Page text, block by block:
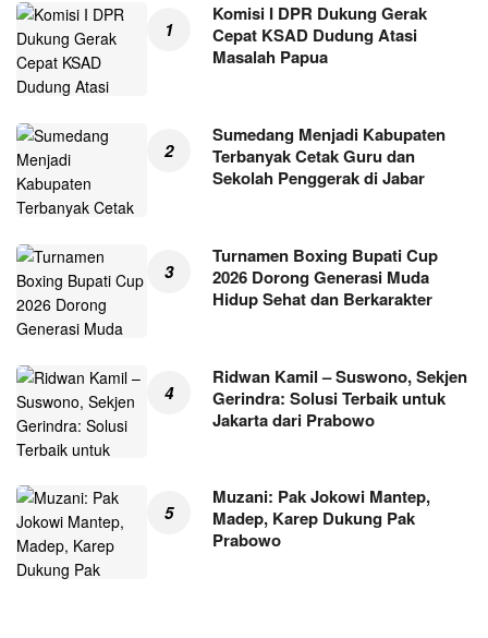
Komisi I DPR Dukung Gerak
Cepat KSAD Dudung Atasi
Masalah Papua
Sumedang Menjadi Kabupaten
Terbanyak Cetak Guru dan
Sekolah Penggerak di Jabar
Turnamen Boxing Bupati Cup
2026 Dorong Generasi Muda
Hidup Sehat dan Berkarakter
Ridwan Kamil – Suswono, Sekjen
Gerindra: Solusi Terbaik untuk
Jakarta dari Prabowo
Muzani: Pak Jokowi Mantep,
Madep, Karep Dukung Pak
Prabowo